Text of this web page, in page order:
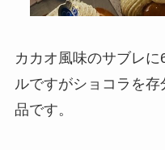
カカオ風味のサブレ
ルですがショコラを存
品です。